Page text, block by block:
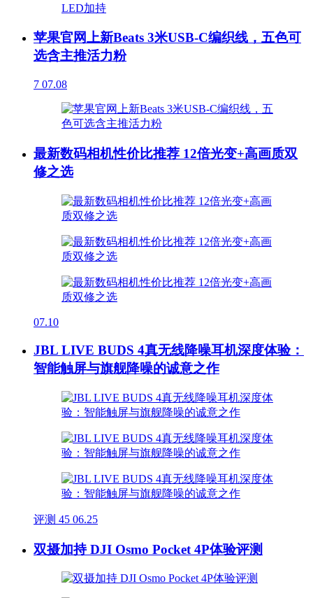
苹果官网上新Beats 3米USB-C编织线，五色可
选含主推活力粉
7 07.08
最新数码相机性价比推荐 12倍光变+高画质双
修之选
07.10
JBL LIVE BUDS 4真无线降噪耳机深度体验：
智能触屏与旗舰降噪的诚意之作
评测 45 06.25
双摄加持 DJI Osmo Pocket 4P体验评测